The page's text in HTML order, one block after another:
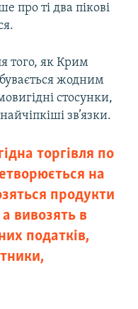
про ті два пікові
того, як Крим
жодним
стосунки,
зв’язки.
торгівля по
на
продукти
а вивозять в
податків,